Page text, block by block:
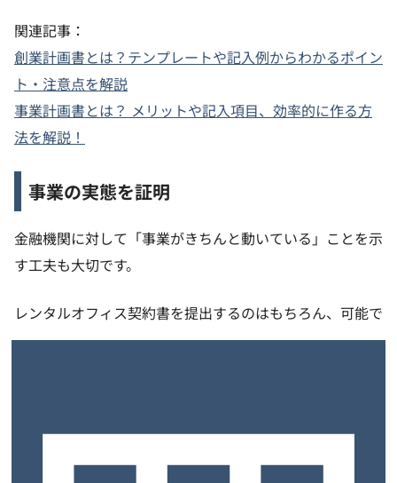
関連記事：
創業計画書とは？テンプレートや記入例からわかるポイン
ト・注意点を解説
事業計画書とは？ メリットや記入項目、効率的に作る方
法を解説！
事業の実態を証明
金融機関に対して「事業がきちんと動いている」ことを示
す工夫も大切です。
レンタルオフィス契約書を提出するのはもちろん、可能で
あればオフィス内に社名掲示を行ったり、事業用の固定電
商品やサービスのサンプル、既に得ている受注の契約書や
請求書などがあれば用意し、面談時に事業の進捗を具体的